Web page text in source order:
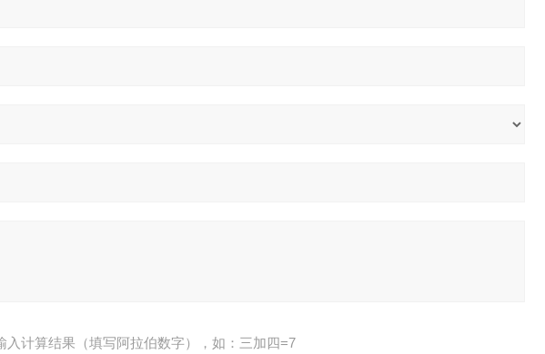
入计算结果（填写阿拉伯数字），如：三加四=7